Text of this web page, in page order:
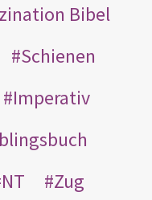
Bibel
Schienen
Imperativ
NT
Zug